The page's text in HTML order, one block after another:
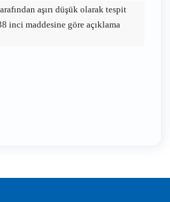
aşırı düşük olarak tespit
inci maddesine göre açıklama